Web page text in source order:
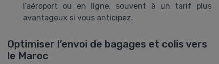
l’aéroport ou en ligne, souvent à un tarif plus
avantageux si vous anticipez.
Optimiser l’envoi de bagages et colis vers
le Maroc